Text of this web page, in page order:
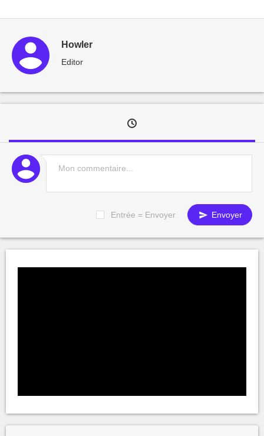
Howler
Editor
Entrée = Envoyer Envoyer